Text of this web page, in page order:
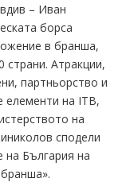
– Иван
борса
в бранша,
страни. Атракции,
партньорство и
елементи на ITB,
на
сподели
на България на